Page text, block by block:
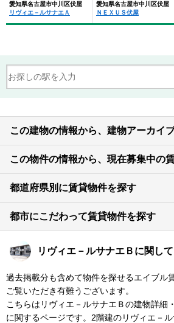
愛知県名古屋市中川区伏屋
リヴィエ－ルサナエＡ
愛知県名古屋市中川区伏屋
ＮＥＸＵＳ伏屋
この建物の情報から、建物アーカイ
この物件の情報から、現在募集中の
都道府県別に賃貸物件を探す
都市にこだわって賃貸物件を探す
リヴィエ－ルサナエＢに関して
過去掲載分も含めて物件を探せるエイブル
ご覧いただき有難うございます。
こちらはリヴィエ－ルサナエＢの建物詳細
に関するページです。2階建のリヴィエ－